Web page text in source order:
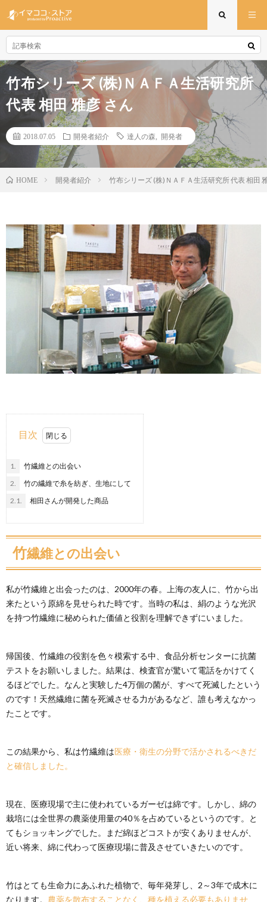
竹布シリーズ (株)ＮＡＦＡ生活研究所
代表 相田 雅彦 さん
2018.07.05 開発者紹介 達人の森 開発者
HOME 開発者紹介 竹布シリーズ (株)ＮＡＦＡ生活研究所 代表 相田
目次
1.
竹繊維との出会い
2.
竹の繊維で糸を紡ぎ、生地にして
2.1.
相田さんが開発した商品
竹繊維との出会い
私が竹繊維と出会ったのは、2000年の春。上海の友人に、竹から出
来たという原綿を見せられた時です。当時の私は、絹のような光沢
を持つ竹繊維に秘められた価値と役割を理解できずにいました。
帰国後、竹繊維の役割を色々模索する中、食品分析センターに抗菌
テストをお願いしました。結果は、検査官が驚いて電話をかけてく
るほどでした。なんと実験した4万個の菌が、すべて死滅したという
のです！天然繊維に菌を死滅させる力があるなど、誰も考えなかっ
たことです。
この結果から、私は竹繊維は医療・衛生の分野で活かされるべきだ
と確信しました。
現在、医療現場で主に使われているガーゼは綿です。しかし、綿の
栽培には全世界の農薬使用量の40％を占めているというのです。と
てもショッキングでした。まだ綿ほどコストが安くありませんが、
近い将来、綿に代わって医療現場に普及させていきたいのです。
竹はとても生命力にあふれた植物で、毎年発芽し、2～3年で成木に
なります。 農薬を散布することなく、種を植える必要もありませ